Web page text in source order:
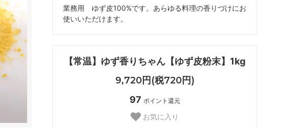
業務用 ゆず皮100%です。あらゆる料理の香りづけにお
使いいただけます。
【常温】ゆず香りちゃん【ゆず皮粉末】1kg
9,720円(税720円)
97 ポイント還元
お気に入り